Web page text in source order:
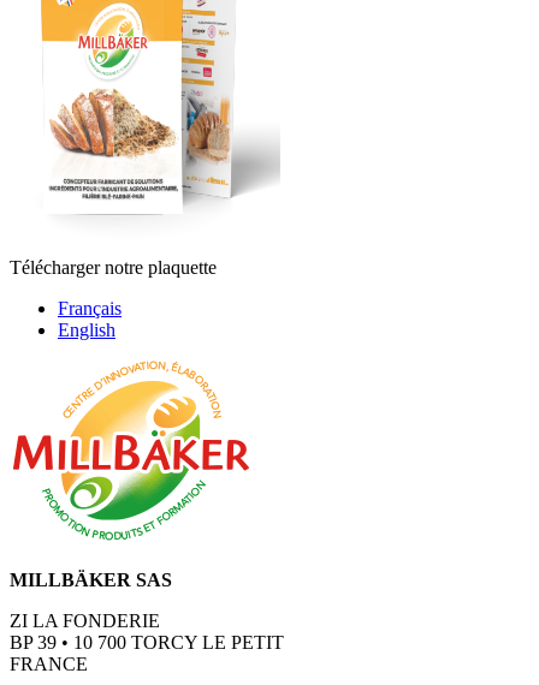
Télécharger notre plaquette
Français
English
MILLBÄKER SAS
ZI LA FONDERIE
BP 39 • 10 700 TORCY LE PETIT
FRANCE